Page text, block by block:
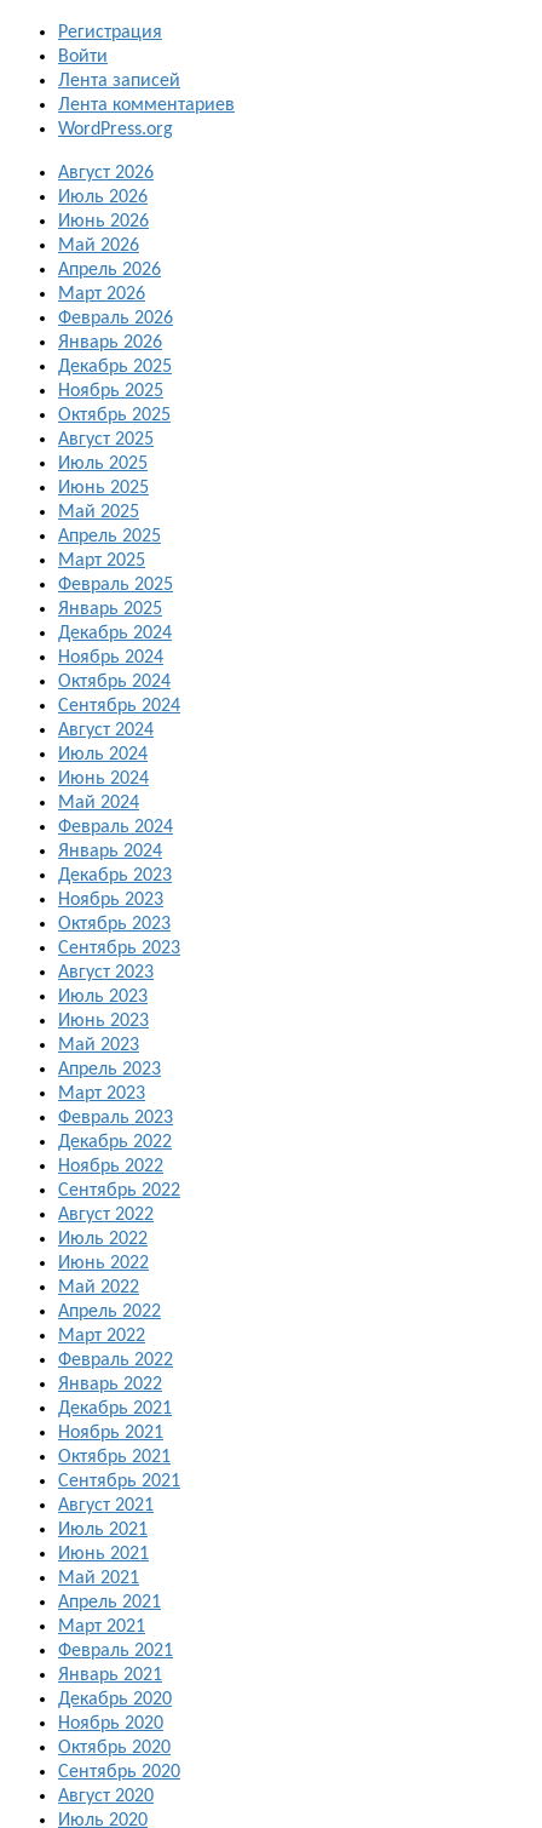
Регистрация
Войти
Лента записей
Лента комментариев
WordPress.org
Август 2026
Июль 2026
Июнь 2026
Май 2026
Апрель 2026
Март 2026
Февраль 2026
Январь 2026
Декабрь 2025
Ноябрь 2025
Октябрь 2025
Август 2025
Июль 2025
Июнь 2025
Май 2025
Апрель 2025
Март 2025
Февраль 2025
Январь 2025
Декабрь 2024
Ноябрь 2024
Октябрь 2024
Сентябрь 2024
Август 2024
Июль 2024
Июнь 2024
Май 2024
Февраль 2024
Январь 2024
Декабрь 2023
Ноябрь 2023
Октябрь 2023
Сентябрь 2023
Август 2023
Июль 2023
Июнь 2023
Май 2023
Апрель 2023
Март 2023
Февраль 2023
Декабрь 2022
Ноябрь 2022
Сентябрь 2022
Август 2022
Июль 2022
Июнь 2022
Май 2022
Апрель 2022
Март 2022
Февраль 2022
Январь 2022
Декабрь 2021
Ноябрь 2021
Октябрь 2021
Сентябрь 2021
Август 2021
Июль 2021
Июнь 2021
Май 2021
Апрель 2021
Март 2021
Февраль 2021
Январь 2021
Декабрь 2020
Ноябрь 2020
Октябрь 2020
Сентябрь 2020
Август 2020
Июль 2020